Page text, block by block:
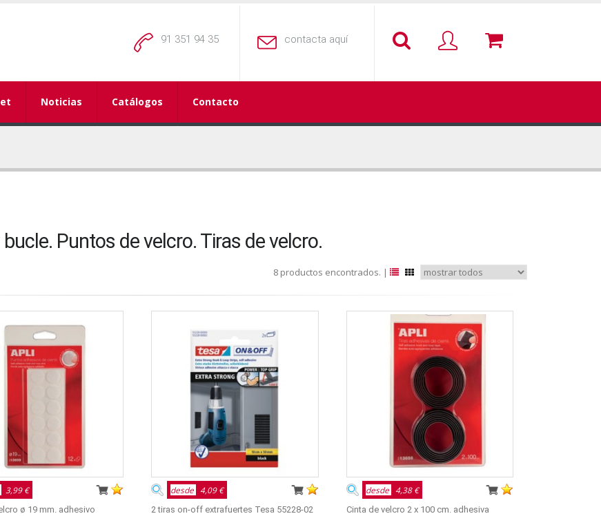
91 351 94 35 contacta aquí
Noticias Catálogos Contacto
Puntos de velcro. Tiras de velcro.
8 productos encontrados. |
3,99 €
ø 19 mm. adhesivo
desde 4,09 €
2 tiras on-off extrafuertes Tesa 55228-02
desde 4,38 €
Cinta de velcro 2 x 100 cm. adhesiva